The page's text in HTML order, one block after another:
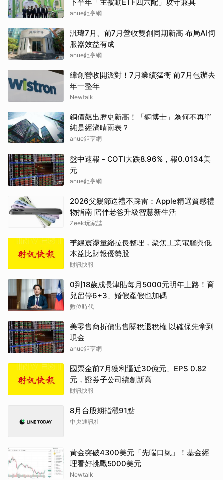
下半年「主被動ETF四六配」攻守兼具
anue鉅亨網
汎瑋7月、前7月營收雙創同期新高 布局AI伺
服器效益有成
anue鉅亨網
緯創營收開派對！7月業績猛衝 前7月包辦去
年一整年
Newtalk
銅價飆出歷史新高！「銅博士」為何不再單
純是經濟晴雨表？
anue鉅亨網
盤中速報 - COTI大跌8.96%，報0.0134美
元
anue鉅亨網
2026父親節送禮不踩雷：Apple精選質感禮
物指南 陪伴老爸升級智慧新生活
Zeek玩家誌
季線震盪量縮拉長整理，聚焦工業電腦與低
本益比財報優勢股
財訊快報
0到18歲成長津貼每月5000元明年上路！育
兒留停6+3、婚假產假也加碼
數位時代
美零售商折價出售關稅退稅權 以確保先拿到
現金
anue鉅亨網
國票金前7月獲利逼近30億元、EPS 0.82
元，證券子公司續創新高
財訊快報
8月台股期指漲91點
中央通訊社
黃金突破4300美元「先喘口氣」！基金經
理看好挑戰5000美元
Newtalk